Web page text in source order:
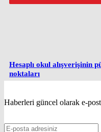
Hesaplı okul alışverişinin
noktaları
Haberleri güncel olarak e-